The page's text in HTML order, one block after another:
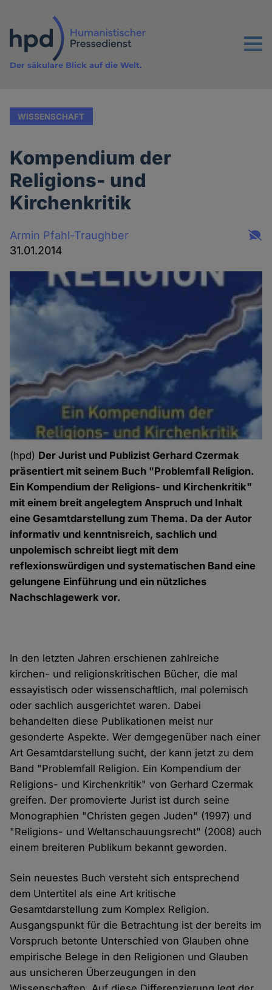
Inhalt
Menu
Der säkulare Blick auf die Welt.
WISSENSCHAFT
Kompendium der
Religions- und
Kirchenkritik
Armin Pfahl-Traughber
31.01.2014
(hpd) Der Jurist und Publizist Gerhard Czermak
präsentiert mit seinem Buch "Problemfall Religion.
Ein Kompendium der Religions- und Kirchenkritik"
mit einem breit angelegtem Anspruch und Inhalt
eine Gesamtdarstellung zum Thema. Da der Autor
informativ und kenntnisreich, sachlich und
unpolemisch schreibt liegt mit dem
reflexionswürdigen und systematischen Band eine
gelungene Einführung und ein nützliches
Nachschlagewerk vor.
In den letzten Jahren erschienen zahlreiche
kirchen- und religionskritischen Bücher, die mal
essayistisch oder wissenschaftlich, mal polemisch
oder sachlich ausgerichtet waren. Dabei
behandelten diese Publikationen meist nur
gesonderte Aspekte. Wer demgegenüber nach einer
Art Gesamtdarstellung sucht, der kann jetzt zu dem
Band "Problemfall Religion. Ein Kompendium der
Religions- und Kirchenkritik" von Gerhard Czermak
greifen. Der promovierte Jurist ist durch seine
Monographien "Christen gegen Juden" (1997) und
"Religions- und Weltanschauungsrecht" (2008) auch
einem breiteren Publikum bekannt geworden.
Sein neuestes Buch versteht sich entsprechend
dem Untertitel als eine Art kritische
Gesamtdarstellung zum Komplex Religion.
Ausgangspunkt für die Betrachtung ist der bereits im
Vorspruch betonte Unterschied von Glauben ohne
empirische Belege in den Religionen und Glauben
aus unsicheren Überzeugungen in den